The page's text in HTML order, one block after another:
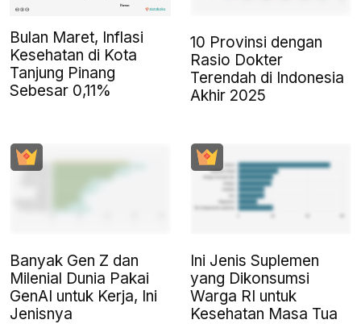
Bulan Maret, Inflasi
Kesehatan di Kota
Tanjung Pinang
Sebesar 0,11%
10 Provinsi dengan
Rasio Dokter
Terendah di Indonesia
Akhir 2025
Banyak Gen Z dan
Milenial Dunia Pakai
GenAI untuk Kerja, Ini
Jenisnya
Ini Jenis Suplemen
yang Dikonsumsi
Warga RI untuk
Kesehatan Masa Tua